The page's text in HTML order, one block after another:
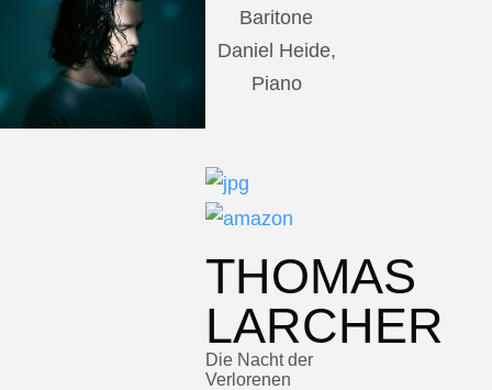
Baritone
Daniel Heide,
Piano
THOMAS
LARCHER
Die Nacht der
Verlorenen